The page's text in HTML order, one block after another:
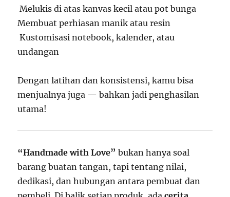
Melukis di atas kanvas kecil atau pot bunga
Membuat perhiasan manik atau resin
Kustomisasi notebook, kalender, atau
undangan
Dengan latihan dan konsistensi, kamu bisa
menjualnya juga — bahkan jadi penghasilan
utama!
“Handmade with Love” bukan hanya soal
barang buatan tangan, tapi tentang nilai,
dedikasi, dan hubungan antara pembuat dan